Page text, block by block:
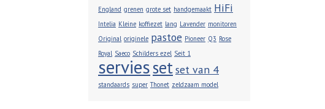
England grenen grote set handgemaakt HiFi
Intelia Kleine koffiezet lang Lavender monitoren
Original originele pastoe Pioneer Q3 Rose
Royal Saeco Schilders ezel Seit 1
serviessetset van 4
standaards super Thonet zeldzaam model